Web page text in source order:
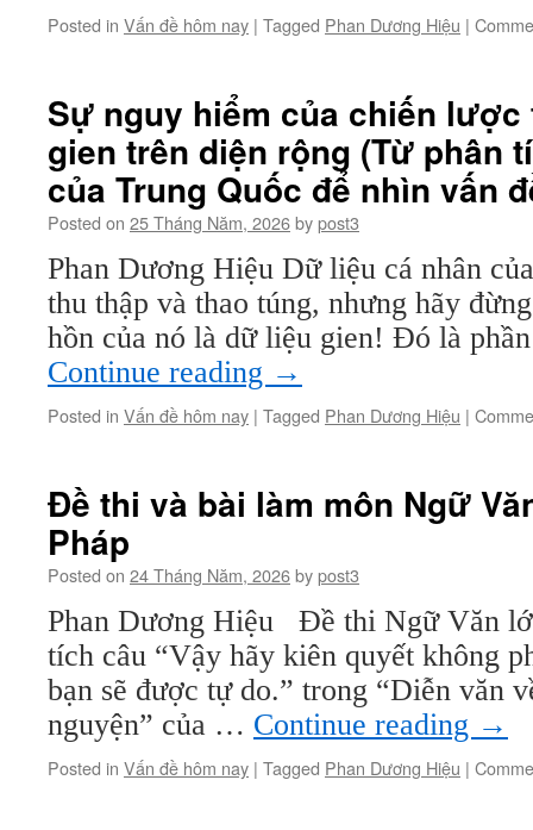
Posted in Vấn đề hôm nay | Tagged Phan Dương Hiệu |
Sự nguy hiểm của chiến
gien trên diện rộng (Từ phân
của Trung Quốc để nhìn vấn
Posted on 25 Tháng Năm, 2026bypost3
Phan Dương Hiệu Dữ liệu cá nhân
thu thập và thao túng, nhưng hãy
hồn của nó là dữ liệu gien! Đó là
Continue reading →
Posted in Vấn đề hôm nay | Tagged Phan Dương Hiệu |
Đề thi và bài làm môn Ngữ
Pháp
Posted on 24 Tháng Năm, 2026bypost3
Phan Dương Hiệu Đề thi Ngữ Văn
tích câu “Vậy hãy kiên quyết không
bạn sẽ được tự do.” trong “Diễn văn
nguyện” của … Continue reading →
Posted in Vấn đề hôm nay | Tagged Phan Dương Hiệu |